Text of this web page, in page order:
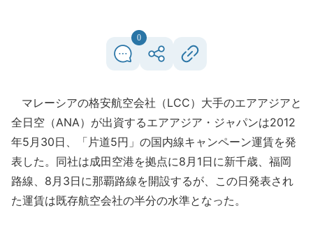
0
マレーシアの格安航空会社（LCC）大手のエアアジアと
全日空（ANA）が出資するエアアジア・ジャパンは2012
年5月30日、「片道5円」の国内線キャンペーン運賃を発
表した。同社は成田空港を拠点に8月1日に新千歳、福岡
路線、8月3日に那覇路線を開設するが、この日発表され
た運賃は既存航空会社の半分の水準となった。